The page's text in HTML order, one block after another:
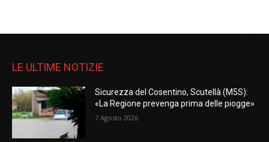
LE ULTIME NOTIZIE
Sicurezza del Cosentino, Scutellà (M5S):
«La Regione prevenga prima delle piogge»
7 Agosto 2026